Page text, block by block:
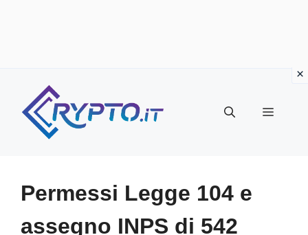
contenuto
Menu
Permessi Legge 104 e
assegno INPS di 542